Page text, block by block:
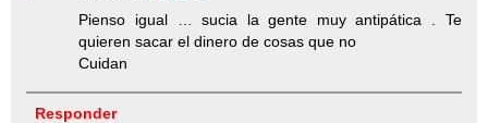
Pienso igual … sucia la gente muy antipática . Te
quieren sacar el dinero de cosas que no
Cuidan
Responder